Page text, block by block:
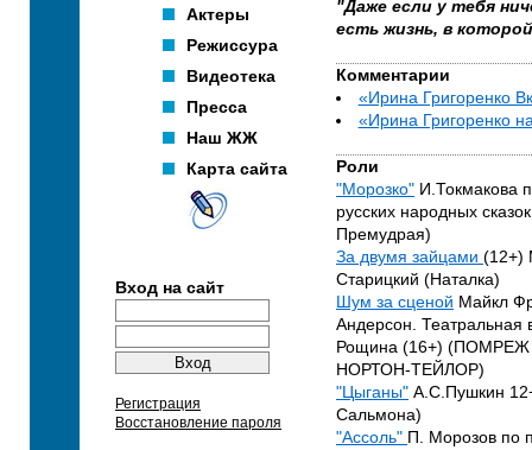
Актеры
Режиссура
Видеотека
Пресса
Наш ЖЖ
Карта сайта
Вход на сайт
Регистрация
Восстановление пароля
"Даже если у тебя
есть жизнь, в
Комментарии
«Ирина Григоренко
«Ирина Григоренко
Роли
"Морозко" И.Токмакова
русских народных
Премудрая)
За двумя зайцами (12+)
Старицкий (Наталка)
Шум за сценой Майкл
Андерсон. Театральная
Рощина (16+)
НОРТОН-ТЕЙЛОР)
"Цыганы" А.С.Пушкин
Сальмона)
"Ассоль" П. Морозов по